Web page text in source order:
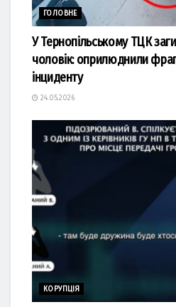
ГОЛОВНЕ
У Тернопільському ТЦК
чоловік: оприлюднили
інциденту
24.05.2026
КОРУПЦІЯ